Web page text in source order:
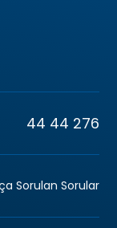
44 44 276
Sorulan Sorular